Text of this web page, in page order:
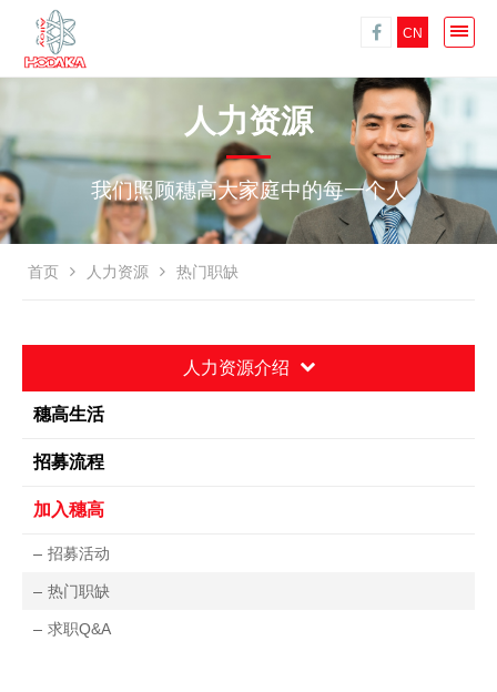
CN
人力资源
我们照顾穗高大家庭中的每一个人
首页 人力资源 热门职缺
人力资源介绍
穗高生活
招募流程
加入穗高
招募活动
热门职缺
求职Q&A